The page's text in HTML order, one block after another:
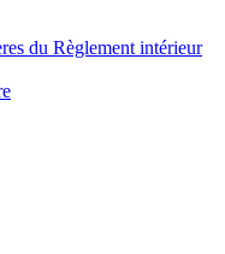
du Règlement intérieur